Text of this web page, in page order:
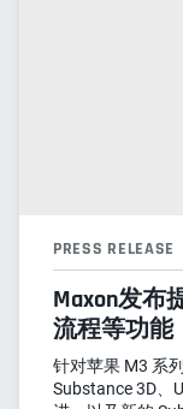
PRESS RELEASE
Maxon发布
流程等功能
针对苹果 M3 系
Substance 3D、